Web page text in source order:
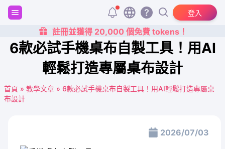
登入
註冊並獲得 20,000 個免費 tokens！
6款必試手機桌布自製工具！用AI
輕鬆打造專屬桌布設計
首頁 » 教學文章 » 6款必試手機桌布自製工具！用AI輕鬆打造專屬桌
布設計
2026/07/03